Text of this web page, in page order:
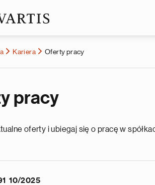
Kariera Oferty pracy
pracy
oferty i ubiegaj się o pracę w
10/2025